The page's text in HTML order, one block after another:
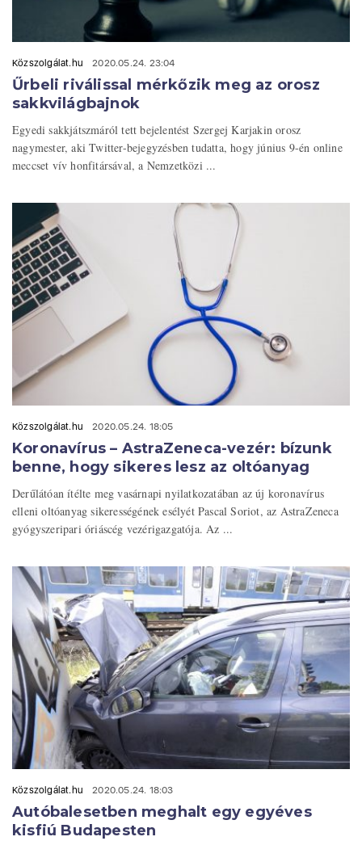
Közszolgálat.hu 2020.05.24. 23:04
Űrbeli riválissal mérkőzik meg az orosz
sakkvilágbajnok
Egyedi sakkjátszmáról tett bejelentést Szergej Karjakin orosz
nagymester, aki Twitter-bejegyzésben tudatta, hogy június 9-én online
meccset vív honfitársával, a Nemzetközi ...
Közszolgálat.hu 2020.05.24. 18:05
Koronavírus – AstraZeneca-vezér: bízunk
benne, hogy sikeres lesz az oltóanyag
Derűlátóan ítélte meg vasárnapi nyilatkozatában az új koronavírus
elleni oltóanyag sikerességének esélyét Pascal Soriot, az AstraZeneca
gyógyszeripari óriáscég vezérigazgatója. Az ...
Közszolgálat.hu 2020.05.24. 18:03
Autóbalesetben meghalt egy egyéves
kisfiú Budapesten